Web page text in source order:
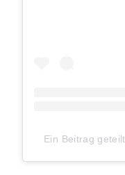
Ein Beitrag